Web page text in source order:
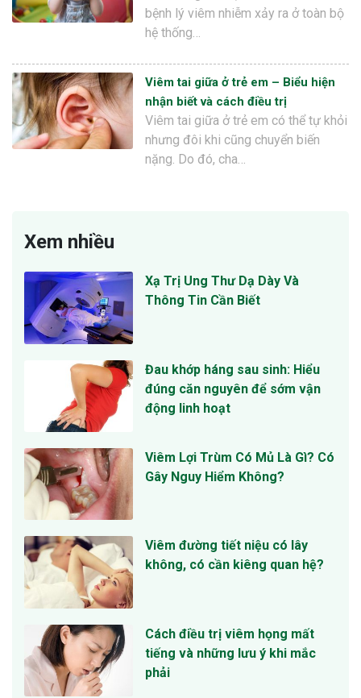
bệnh lý viêm nhiễm xảy ra ở toàn bộ
hệ thống…
Viêm tai giữa ở trẻ em – Biểu hiện
nhận biết và cách điều trị
Viêm tai giữa ở trẻ em có thể tự khỏi
nhưng đôi khi cũng chuyển biến
nặng. Do đó, cha…
Xem nhiều
Xạ Trị Ung Thư Dạ Dày Và
Thông Tin Cần Biết
Đau khớp háng sau sinh: Hiểu
đúng căn nguyên để sớm vận
động linh hoạt
Viêm Lợi Trùm Có Mủ Là Gì? Có
Gây Nguy Hiểm Không?
Viêm đường tiết niệu có lây
không, có cần kiêng quan hệ?
Cách điều trị viêm họng mất
tiếng và những lưu ý khi mắc
phải